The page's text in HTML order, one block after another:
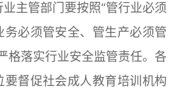
主管部门要按照“管行业必须
务必须管安全、管生产必须管
格落实行业安全监管责任。各
要督促社会成人教育培训机构